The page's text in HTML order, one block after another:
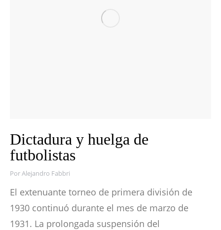
Dictadura y huelga de
futbolistas
PorAlejandro Fabbri
El extenuante torneo de primera división de
1930 continuó durante el mes de marzo de
1931. La prolongada suspensión del